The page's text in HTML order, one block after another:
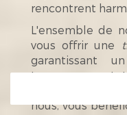
rencontrent
L'ensemble de
vous offrir une
garantissant
transparence
travaux. En
nous, vous